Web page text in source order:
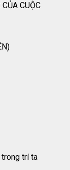
CUỘC
trong trí ta